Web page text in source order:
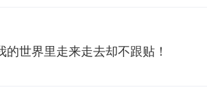
世界里走来走去却不跟贴！